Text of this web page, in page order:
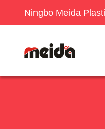
Ningbo Meida